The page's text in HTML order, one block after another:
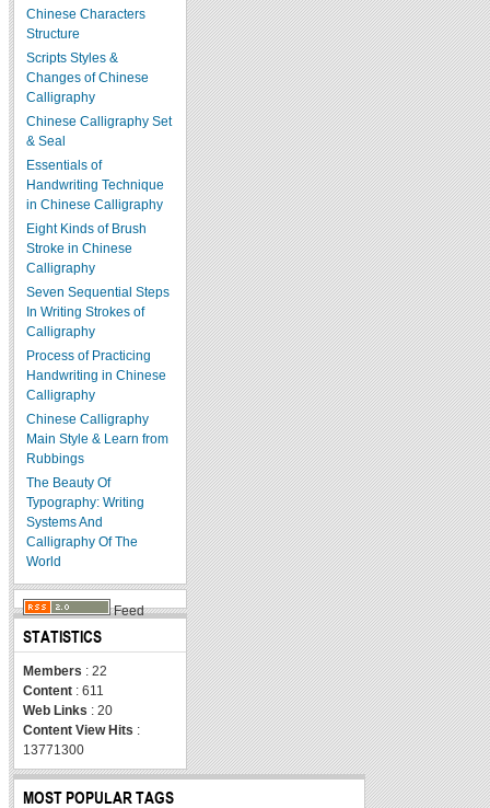
Chinese Characters
Structure
Scripts Styles &
Changes of Chinese
Calligraphy
Chinese Calligraphy Set
& Seal
Essentials of
Handwriting Technique
in Chinese Calligraphy
Eight Kinds of Brush
Stroke in Chinese
Calligraphy
Seven Sequential Steps
In Writing Strokes of
Calligraphy
Process of Practicing
Handwriting in Chinese
Calligraphy
Chinese Calligraphy
Main Style & Learn from
Rubbings
The Beauty Of
Typography: Writing
Systems And
Calligraphy Of The
World
Feed
STATISTICS
Members : 22
Content : 611
Web Links : 20
Content View Hits :
13771300
MOST POPULAR TAGS